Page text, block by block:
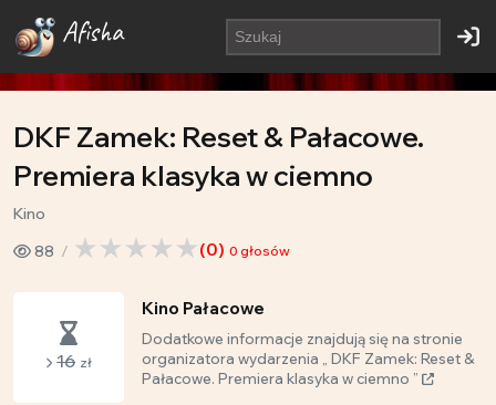
Afisha
DKF Zamek: Reset & Pałacowe.
Premiera klasyka w ciemno
Kino
88
(0) 0 głosów
16 zł
Kino Pałacowe
Dodatkowe informacje znajdują się na stronie
organizatora wydarzenia „ DKF Zamek: Reset &
Pałacowe. Premiera klasyka w ciemno ”